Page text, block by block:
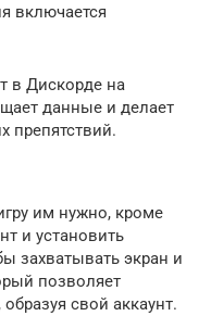
включается
в Дискорде на
данные и делает
препятствий.
им нужно, кроме
и установить
захватывать экран и
позволяет
свой аккаунт.